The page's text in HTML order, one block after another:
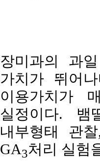
장미과의 과
가치가 뛰어
이용가치가
실정이다.
내부형태 관
GA3처리 실험